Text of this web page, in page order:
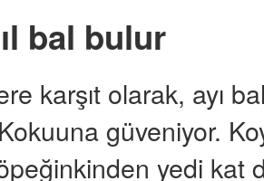
bal bulur
karşıt olarak, ayı
güveniyor.
yedi kat